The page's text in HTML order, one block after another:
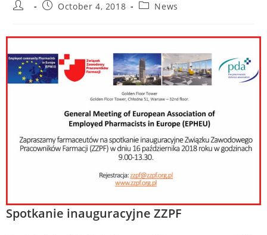
October 4, 2018 News
Spotkanie inauguracyjne ZZPF